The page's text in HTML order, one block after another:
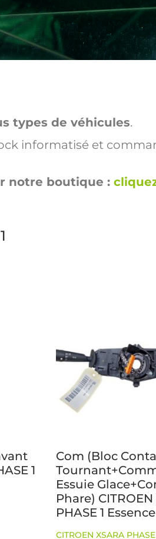
types de véhicules.
informatisé et
notre boutique :
1
Com (Bloc
Essuie
Phare) CITROEN
PHASE 1 Essence
CITROEN XSARA PHASE